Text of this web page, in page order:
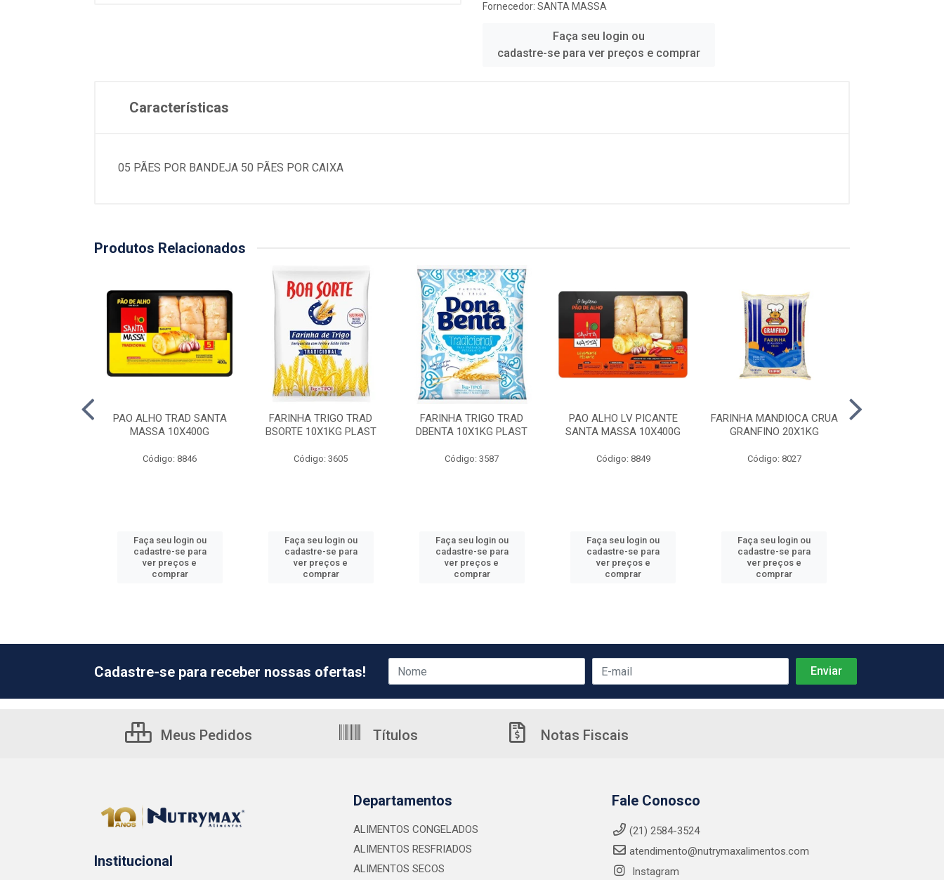
Fornecedor: SANTA MASSA
Faça seu login ou
cadastre-se para ver preços e comprar
Características
05 PÃES POR BANDEJA 50 PÃES POR CAIXA
Produtos Relacionados
PAO ALHO TRAD SANTA
MASSA 10X400G
Código: 8846
Faça seu login ou
cadastre-se para
ver preços e
comprar
FARINHA TRIGO TRAD
BSORTE 10X1KG PLAST
Código: 3605
Faça seu login ou
cadastre-se para
ver preços e
comprar
FARINHA TRIGO TRAD
DBENTA 10X1KG PLAST
Código: 3587
Faça seu login ou
cadastre-se para
ver preços e
comprar
PAO ALHO LV PICANTE
SANTA MASSA 10X400G
Código: 8849
Faça seu login ou
cadastre-se para
ver preços e
comprar
FARINHA MANDIOCA CRUA
GRANFINO 20X1KG
Código: 8027
Faça seu login ou
cadastre-se para
ver preços e
comprar
Cadastre-se para receber nossas ofertas!
Meus Pedidos Títulos Notas Fiscais
Institucional
Departamentos
ALIMENTOS CONGELADOS
ALIMENTOS RESFRIADOS
ALIMENTOS SECOS
Fale Conosco
(21) 2584-3524
atendimento@nutrymaxalimentos.com
Instagram